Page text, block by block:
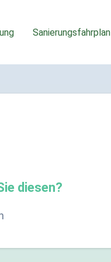
Sanierungsfahrplan
diesen?